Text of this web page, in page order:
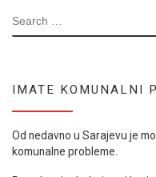
SEARCH
IMATE KOMUNALNI
Od nedavno u Sarajevu je
komunalne probleme.